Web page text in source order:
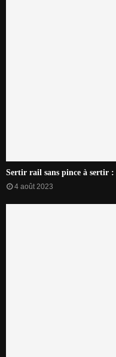
Sertir rail sans pince à sertir
4 août 2023